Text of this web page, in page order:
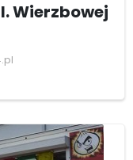
Wierzbowej